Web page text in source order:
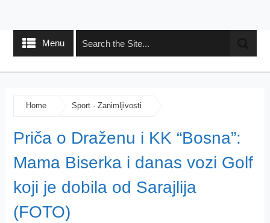
Menu
Home Sport· Zanimljivosti
Priča o Draženu i KK “Bosna”:
Mama Biserka i danas vozi Golf
koji je dobila od Sarajlija
(FOTO)